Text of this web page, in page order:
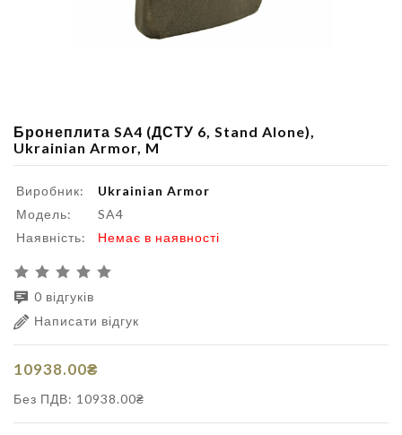
Бронеплита SA4 (ДСТУ 6, Stand Alone),
Ukrainian Armor, M
Виробник:
Ukrainian Armor
Модель:
SA4
Наявність:
Немає в наявності
0 відгуків
Написати відгук
10938.00₴
Без ПДВ: 10938.00₴